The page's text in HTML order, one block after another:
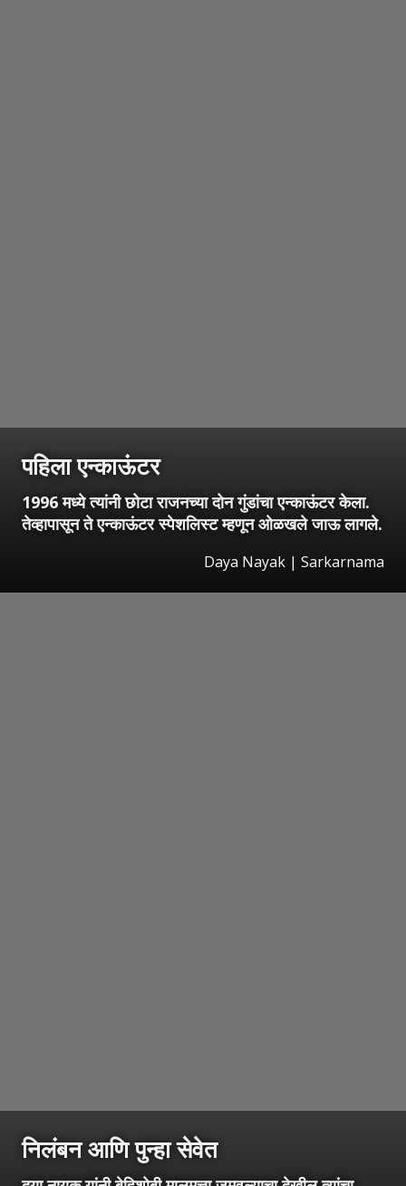
पहिला एन्काऊंटर
1996 मध्ये त्यांनी छोटा राजनच्या दोन गुंडांचा एन्काऊंटर केला.
तेव्हापासून ते एन्काऊंटर स्पेशलिस्ट म्हणून ओळखले जाऊ लागले.
Daya Nayak | Sarkarnama
निलंबन आणि पुन्हा सेवेत